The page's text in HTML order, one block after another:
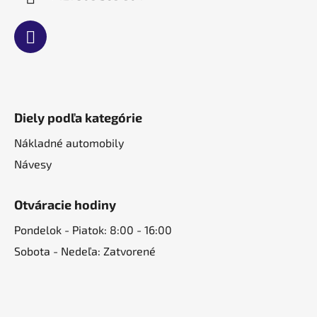
Diely podľa kategórie
Nákladné automobily
Návesy
Otváracie hodiny
Pondelok - Piatok: 8:00 - 16:00
Sobota - Nedeľa: Zatvorené